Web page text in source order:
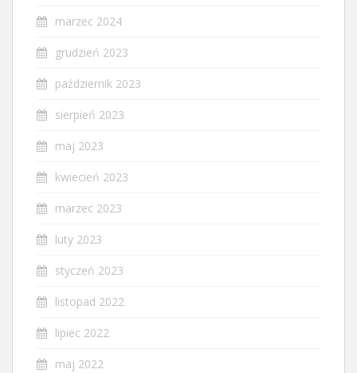
marzec 2024
grudzień 2023
październik 2023
sierpień 2023
maj 2023
kwiecień 2023
marzec 2023
luty 2023
styczeń 2023
listopad 2022
lipiec 2022
maj 2022